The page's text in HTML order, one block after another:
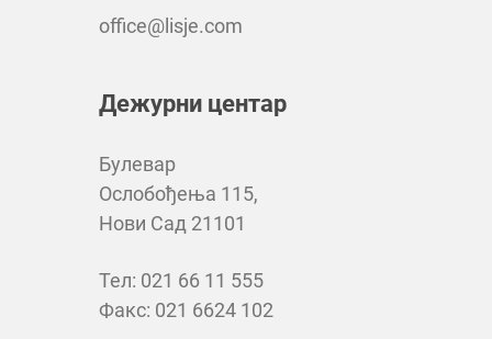
office@lisje.com
Дежурни центар
Булевар
Ослобођења 115,
Нови Сад 21101
Тел: 021 66 11 555
Факс: 021 6624 102